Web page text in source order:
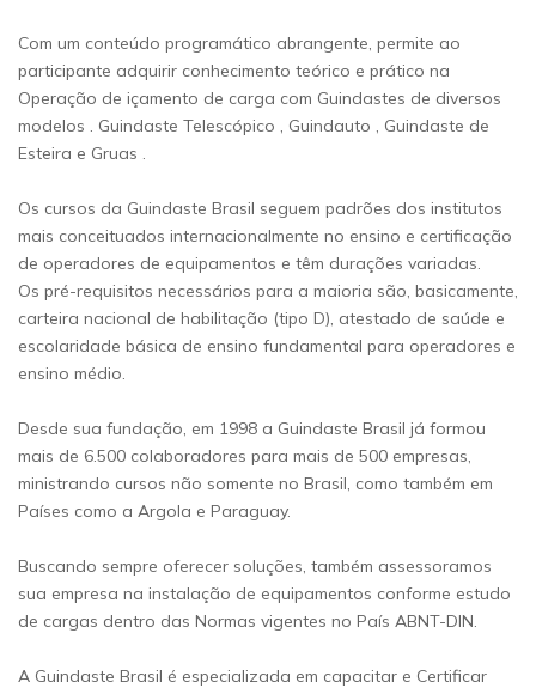
Com um conteúdo programático abrangente, permite ao
participante adquirir conhecimento teórico e prático na
Operação de içamento de carga com Guindastes de diversos
modelos . Guindaste Telescópico , Guindauto , Guindaste de
Esteira e Gruas .
Os cursos da Guindaste Brasil seguem padrões dos institutos
mais conceituados internacionalmente no ensino e certificação
de operadores de equipamentos e têm durações variadas.
Os pré-requisitos necessários para a maioria são, basicamente,
carteira nacional de habilitação (tipo D), atestado de saúde e
escolaridade básica de ensino fundamental para operadores e
ensino médio.
Desde sua fundação, em 1998 a Guindaste Brasil já formou
mais de 6.500 colaboradores para mais de 500 empresas,
ministrando cursos não somente no Brasil, como também em
Países como a Argola e Paraguay.
Buscando sempre oferecer soluções, também assessoramos
sua empresa na instalação de equipamentos conforme estudo
de cargas dentro das Normas vigentes no País ABNT-DIN.
A Guindaste Brasil é especializada em capacitar e Certificar